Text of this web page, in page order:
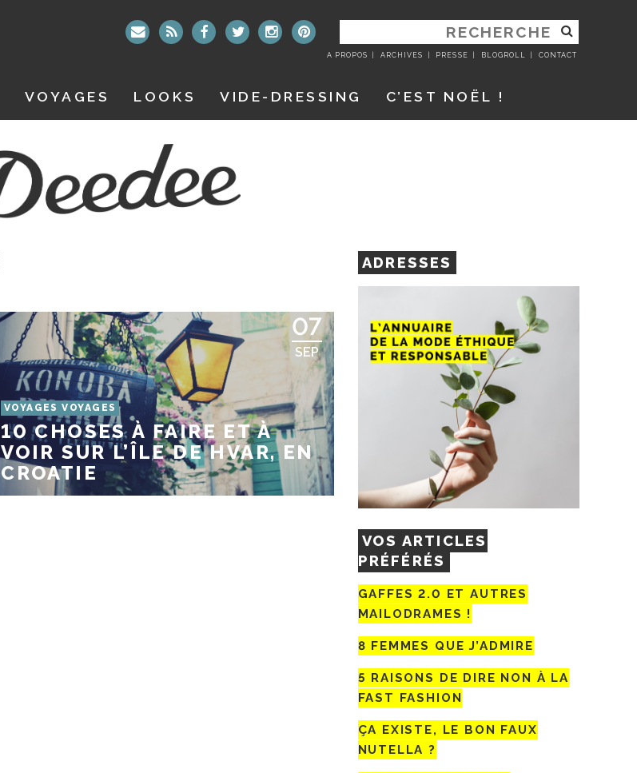
RECHERCHER
:
A PROPOS ARCHIVES PRESSE BLOGROLL CONTACT
VOYAGES LOOKS VIDE-DRESSING C’EST NOËL !
07
SEP
VOYAGES VOYAGES
10 CHOSES À FAIRE ET À
VOIR SUR L’ÎLE DE HVAR, EN
CROATIE
ADRESSES
VOS ARTICLES
PRÉFÉRÉS
GAFFES 2.0 ET AUTRES
MAILODRAMES !
8 FEMMES QUE J’ADMIRE
5 RAISONS DE DIRE NON À LA
FAST FASHION
ÇA EXISTE, LE BON FAUX
NUTELLA ?